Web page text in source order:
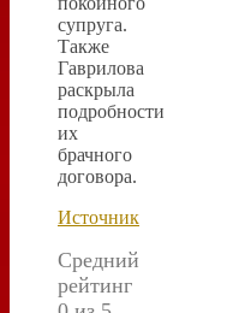
супруга.
Также
Гаврилова
раскрыла
подробности
их
брачного
договора.
Источник
Средний
рейтинг